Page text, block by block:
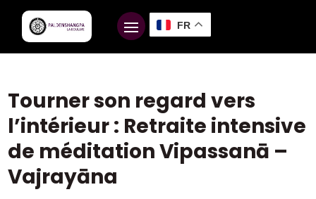
Tourner son regard vers
l’intérieur : Retraite intensive
de méditation Vipassanā –
Vajrayāna
FR